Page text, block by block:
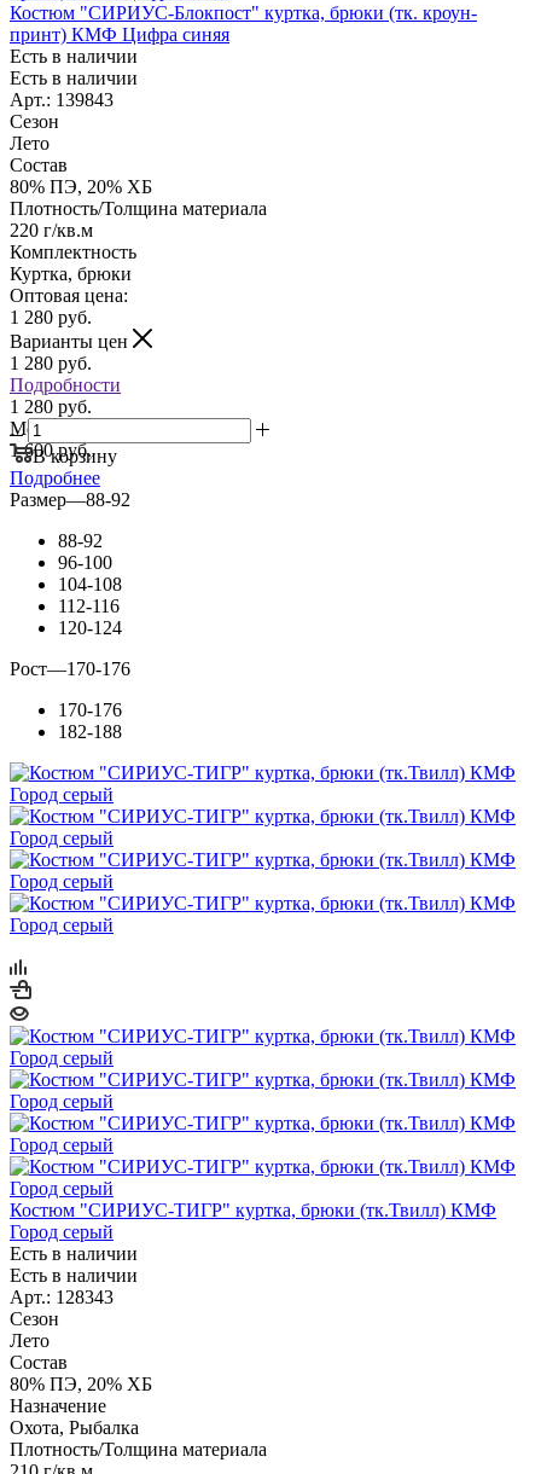
Костюм "СИРИУС-Блокпост" куртка, брюки (тк. кроун-
принт) КМФ Цифра синяя
Есть в наличии
Есть в наличии
Арт.: 139843
Сезон
Лето
Состав
80% ПЭ, 20% ХБ
Плотность/Толщина материала
220 г/кв.м
Комплектность
Куртка, брюки
Оптовая цена:
1 280 руб.
Варианты цен
1 280 руб.
Подробности
1 280 руб.
Мелкий опт:
1 600 руб.
В корзину
Подробнее
Размер—88-92
88-92
96-100
104-108
112-116
120-124
Рост—170-176
170-176
182-188
Костюм "СИРИУС-ТИГР" куртка, брюки (тк.Твилл) КМФ
Город серый
Есть в наличии
Есть в наличии
Арт.: 128343
Сезон
Лето
Состав
80% ПЭ, 20% ХБ
Назначение
Охота, Рыбалка
Плотность/Толщина материала